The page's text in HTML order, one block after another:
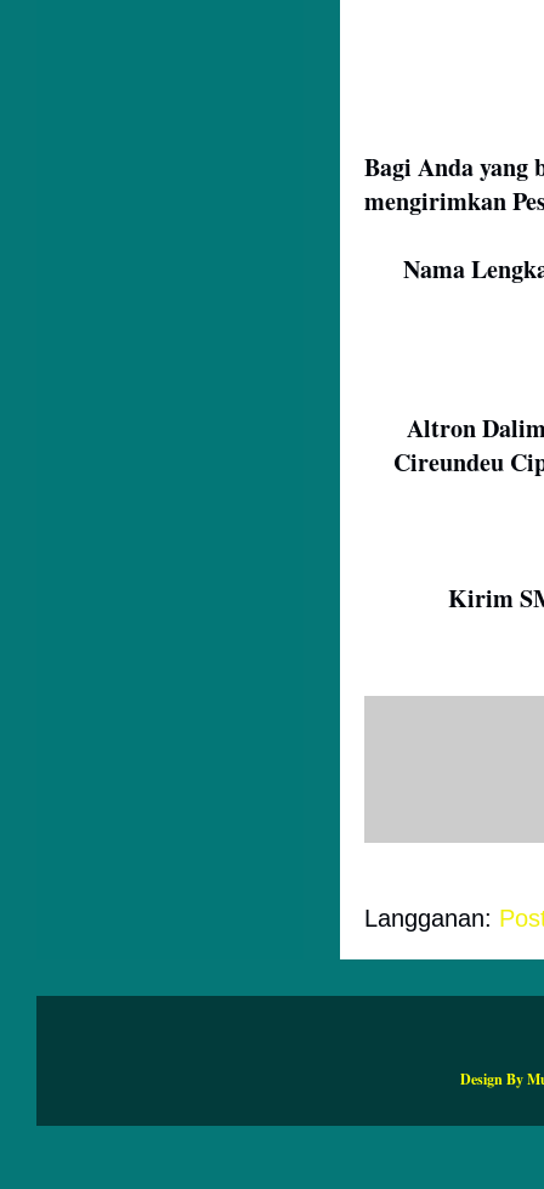
Bagi Anda yang
mengirimkan
Nama
Altron
Cireundeu
Kirim
Langganan:
Design By